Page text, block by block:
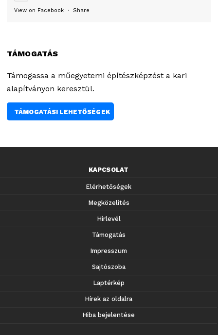
View on Facebook · Share
TÁMOGATÁS
Támogassa a műegyetemi építészképzést a kari
alapítványon keresztül.
TÁMOGATÁSI LEHETŐSÉGEK
KAPCSOLAT
Elérhetőségek
Megközelítés
Hírlevél
Támogatás
Impresszum
Sajtószoba
Laptérkép
Hírek az oldalra
Hiba bejelentése